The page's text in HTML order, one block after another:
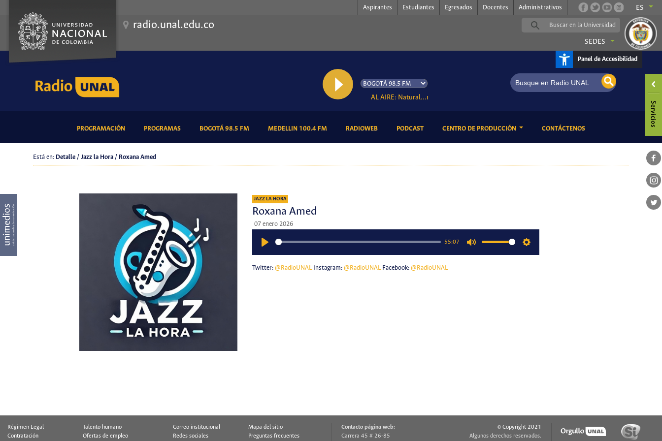
Aspirantes Estudiantes Egresados Docentes Administrativos ES
radio.unal.edu.co
SEDES
Panel de Accesibilidad
AL AIRE: Natural...mente
PROGRAMACIÓN(CURRENT)PROGRAMAS(CURRENT)BOGOTÁ 98.5 FM(CURRENT)MEDELLIN 100.4 FM(CURRENT)RADIOWEB(CURRENT)PODCAST(CURRENT)CENTRO DE PRODUCCIÓN CONTÁCTENOS(CURRENT)
Está en: Detalle / Jazz la Hora / Roxana Amed
JAZZ LA HORA
Roxana Amed
07 enero 2026
55:07
Twitter: @RadioUNALInstagram: @RadioUNALFacebook: @RadioUNAL
Régimen Legal
Talento humano
Contratación
Ofertas de empleo
Correo institucional
Mapa del sitio
Redes sociales
Preguntas frecuentes
Contacto página web:
Carrera 45 # 26-85
© Copyright 2021
Algunos derechos reservados.